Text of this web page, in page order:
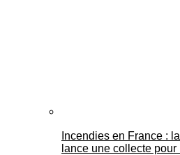
Incendies en France :
lance une collecte